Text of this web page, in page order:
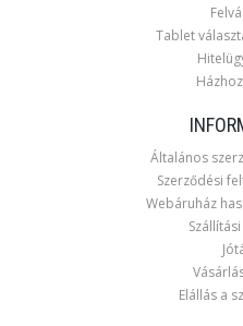
Tablet
Általános
Szerződési
Webáruház
Elállás a